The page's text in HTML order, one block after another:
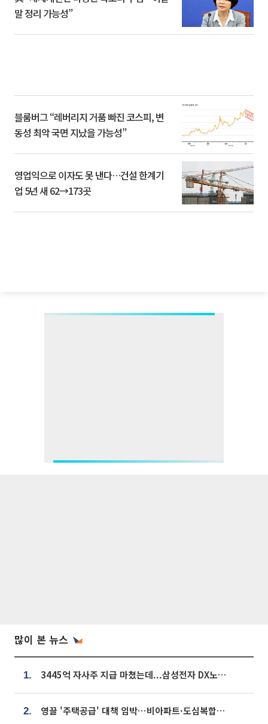
말 정리 가능성”
블룸버그 “레버리지 거품 빠진 코스피, 변
동성 최악 국면 지났을 가능성”
영업익으로 이자도 못 낸다…건설 한계기
업 5년 새 62→173곳
많이 본 뉴스
1. 3445억 자사주 지급 마쳤는데...삼성전자 DX노조, 뒤늦은 '떼쓰기 집회'
2. 영끌 '주택공급' 대책 임박⋯비아파트·도심복합까지 총동원